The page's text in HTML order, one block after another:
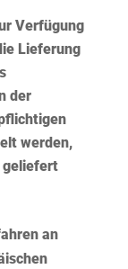
Verfügung
Lieferung
der
werden,
geliefert
an